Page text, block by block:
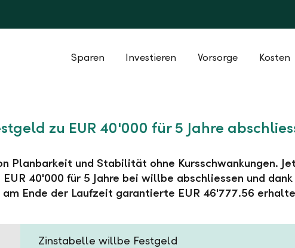
Sparen Investieren Vorsorge Kosten
zu EUR 40'000 für 5 Jahre
Planbarkeit und Stabilität ohne Kursschwankungen.
40'000 für 5 Jahre bei willbe abschliessen und dank
Ende der Laufzeit garantierte EUR 46'777.56
Zinstabelle willbe Festgeld